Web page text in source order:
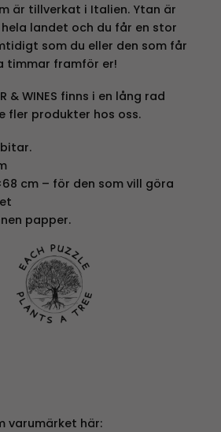
är tillverkat i Italien. Ytan är
landet och du får en stor
som du eller den som får
timmar framför er!
& WINES finns i en lång rad
fler produkter hos oss.
cm – för den som vill göra
papper.
varumärket här: